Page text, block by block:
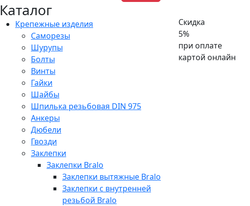
Каталог
Крепежные изделия
Саморезы
Шурупы
Болты
Винты
Гайки
Шайбы
Шпилька резьбовая DIN 975
Анкеры
Дюбели
Гвозди
Заклепки
Заклепки Bralo
Заклепки вытяжные Bralo
Заклепки с внутренней
резьбой Bralo
Скидка
5%
при оплате
картой онлайн